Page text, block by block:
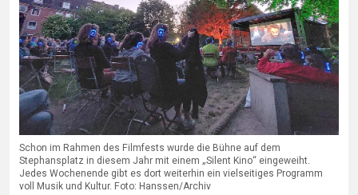
Schon im Rahmen des Filmfests wurde die Bühne auf dem
Stephansplatz in diesem Jahr mit einem „Silent Kino“ eingeweiht.
Jedes Wochenende gibt es dort weiterhin ein vielseitiges Programm
voll Musik und Kultur. Foto: Hanssen/Archiv